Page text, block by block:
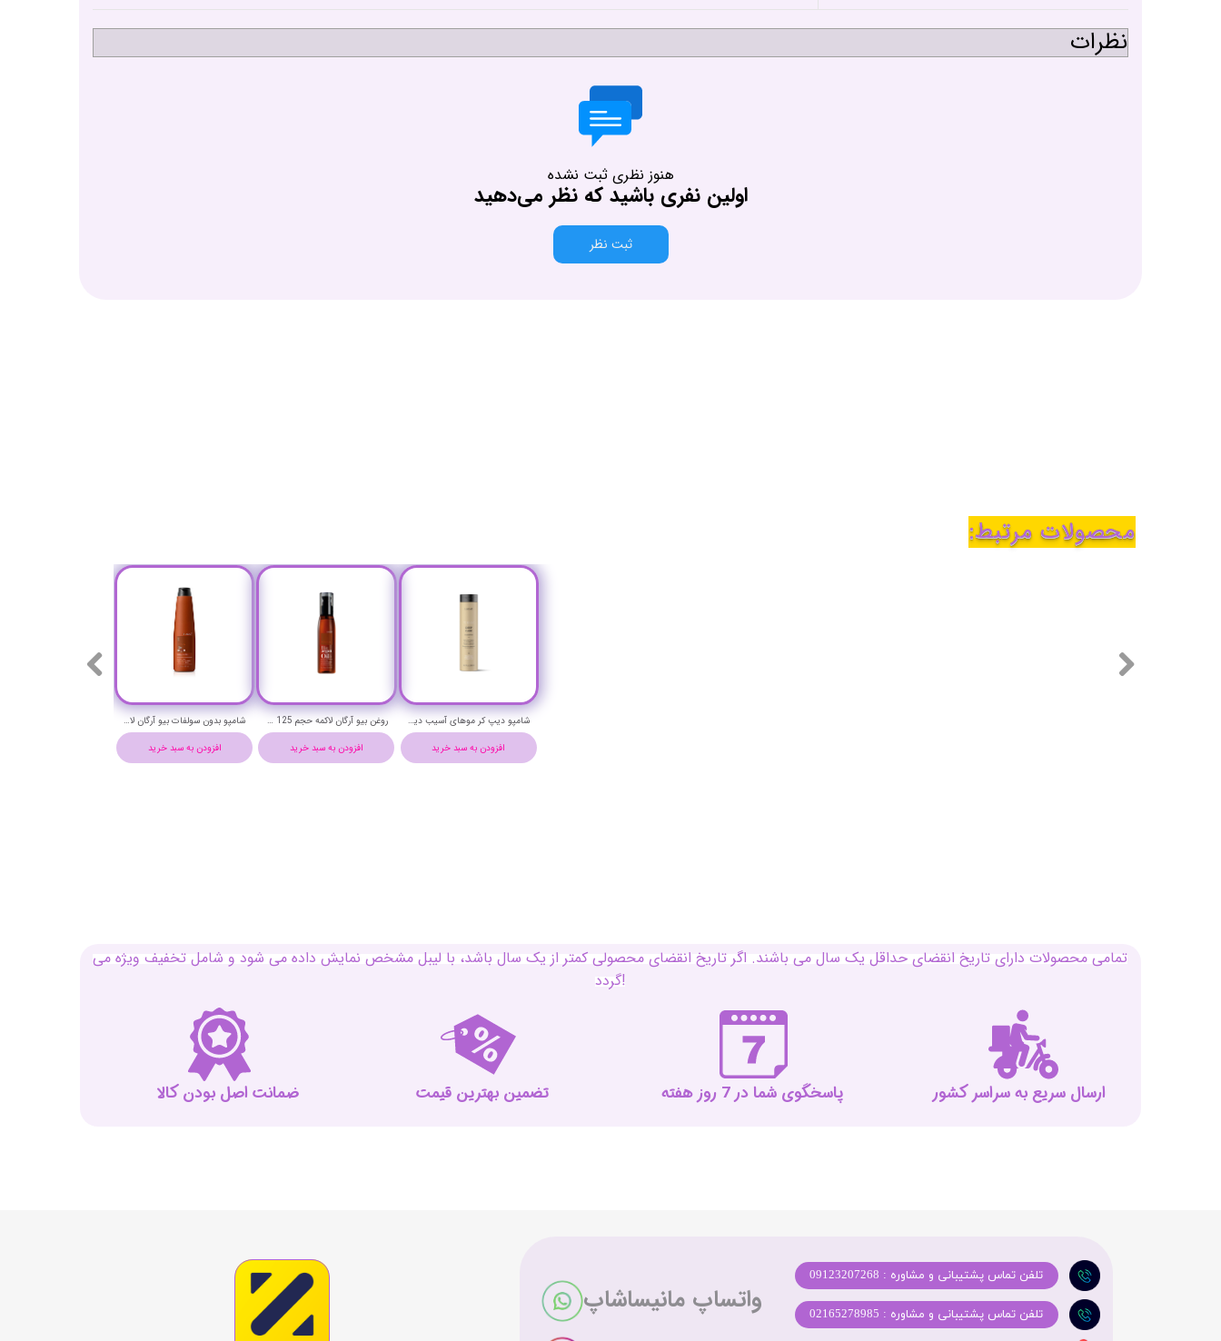
نظرات
هنوز نظری ثبت نشده
اولین نفری باشید که نظر می‌دهید
ثبت نظر
شامپو بدون سولفات بیو آرگان لاکمه حجم 300 میلی لیتر-Lakme k.therapy Bio Argan Shampoo
افزودن به سبد خرید
روغن بیو آرگان لاکمه حجم 125 میلی لیتر - LAKME k.therapy BIO ARGAN OIL
افزودن به سبد خرید
شامپو دیپ کر موهای آسیب دیده تکنیا لاکمه حجم 300 میلی لیتر - Lakme TEKNIA Deep Care Shampoo
افزودن به سبد خرید
محصولات مرتبط:
تمامی محصولات دارای تاریخ انقضای حداقل یک سال می باشند. اگر تاریخ انقضای محصولی کمتر از یک سال باشد، با لیبل مشخص نمایش داده می شود و شامل تخفیف ویژه می
گردد!
ضمانت اصل بودن کالا تضمین بهترین قیمت پاسخگوی شما در 7 روز هفته ارسال سریع به سراسر کشور
تلفن تماس پشتیبانی و مشاوره : 09123207268
تلفن تماس پشتیبانی و مشاوره : 02165278985
واتساپ مانیساشاپ